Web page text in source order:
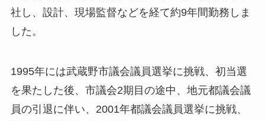
社し、設計、現場監督などを経て約9年間勤務しま
した。
1995年には武蔵野市議会議員選挙に挑戦、初当選
を果たした後、市議会2期目の途中、地元都議会議
員の引退に伴い、2001年都議会議員選挙に挑戦、